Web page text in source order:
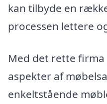
kan tilbyde en
processen lettere
Med det rette
aspekter af
enkeltstående